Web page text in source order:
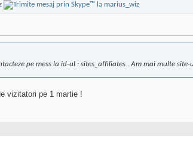
pe mess la id-ul : sites_affiliates . Am mai multe site-
vizitatori pe 1 martie !